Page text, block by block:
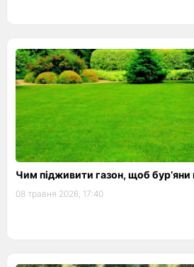
Чим підживити газон, щоб бур’яни
08 травня 2026, 17:40